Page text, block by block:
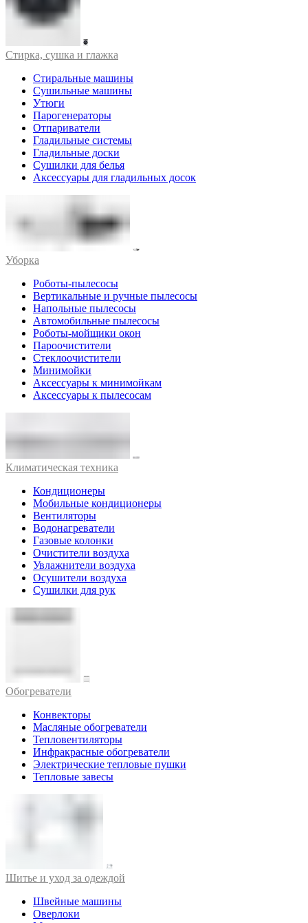
Стирка, сушка и глажка
Стиральные машины
Сушильные машины
Утюги
Парогенераторы
Отпариватели
Гладильные системы
Гладильные доски
Сушилки для белья
Аксессуары для гладильных досок
Уборка
Роботы-пылесосы
Вертикальные и ручные пылесосы
Напольные пылесосы
Автомобильные пылесосы
Роботы-мойщики окон
Пароочистители
Стеклоочистители
Минимойки
Аксессуары к минимойкам
Аксессуары к пылесосам
Климатическая техника
Кондиционеры
Мобильные кондиционеры
Вентиляторы
Водонагреватели
Газовые колонки
Очистители воздуха
Увлажнители воздуха
Осушители воздуха
Сушилки для рук
Обогреватели
Конвекторы
Масляные обогреватели
Тепловентиляторы
Инфракрасные обогреватели
Электрические тепловые пушки
Тепловые завесы
Шитье и уход за одеждой
Швейные машины
Оверлоки